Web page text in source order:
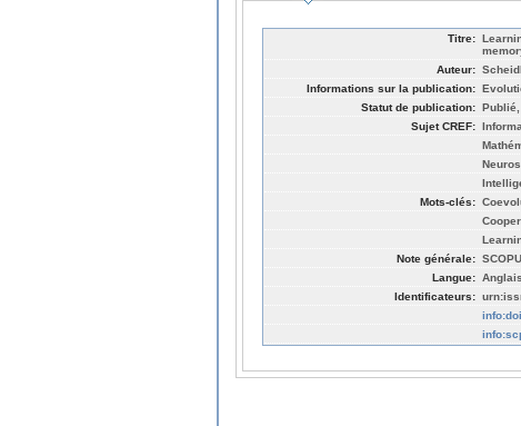
Titre:
Auteur:
Informations sur la publication:
Statut de publication: Publié,
Sujet CREF:
Mots-clés:
Note générale:
Langue: Anglais
Identificateurs: